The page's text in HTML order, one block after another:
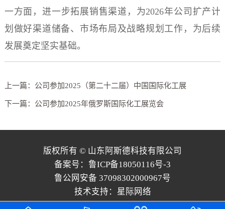
一方面，进一步拓展销售渠道，为2026年公司扩产计
划做好渠道储备、市场布局及战略规划工作，为后续
发展奠定坚实基础。
上一篇：公司参加2025（第二十二届）中国国际化工展
下一篇：公司参加2025年俄罗斯国际化工展览会
版权所有 © 山东阿斯德科技有限公司
备案号：鲁ICP备18050116号-3
鲁公网安备 37098302000967号
技术支持： 星际网络